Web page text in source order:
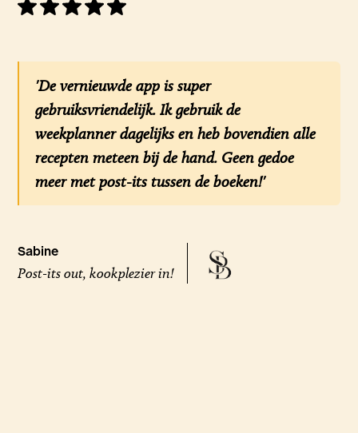
'De vernieuwde app is super
gebruiksvriendelijk. Ik gebruik de
weekplanner dagelijks en heb bovendien alle
recepten meteen bij de hand. Geen gedoe
meer met post-its tussen de boeken!'
Sabine
Post-its out, kookplezier in!